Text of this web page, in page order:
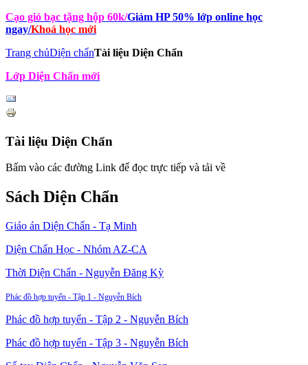
Cạo gió bạc tặng hộp 60k/Giảm HP 50% lớp online học
ngay/Khoá học mới
Trang chủDiện chẩnTài liệu Diện Chẩn
Lớp Diện Chẩn mới
Tài liệu Diện Chẩn
Bấm vào các đường Link để đọc trực tiếp và tải về
Sách Diện Chẩn
Giáo án Diện Chẩn - Tạ Minh
Diện Chẩn Học - Nhóm AZ-CA
Thời Diện Chẩn - Nguyễn Đăng Kỳ
Phác đồ hợp tuyển - Tập 1 - Nguyễn Bích
Phác đồ hợp tuyển - Tập 2 - Nguyễn Bích
Phác đồ hợp tuyển - Tập 3 - Nguyễn Bích